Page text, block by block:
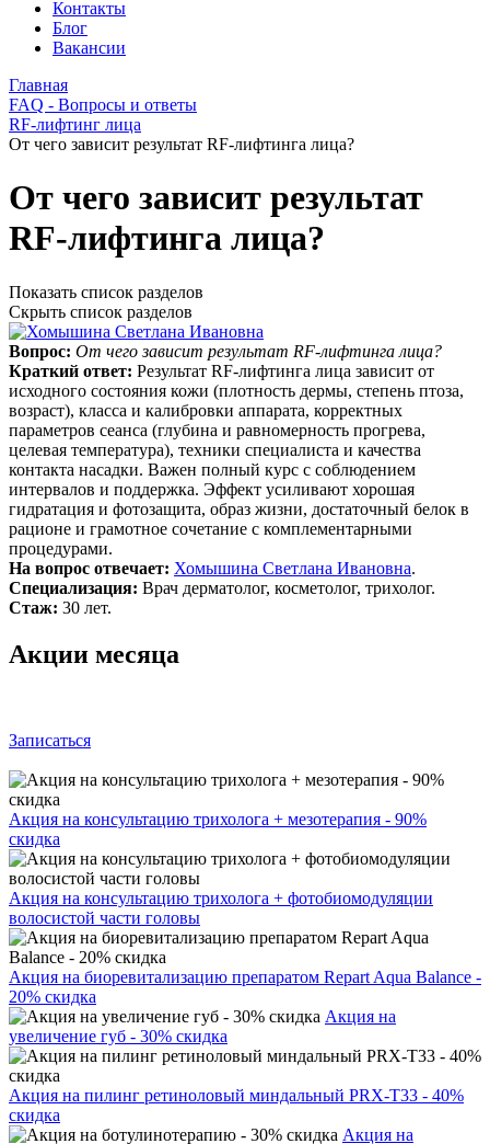
Контакты
Блог
Вакансии
Главная
FAQ - Вопросы и ответы
RF-лифтинг лица
От чего зависит результат RF-лифтинга лица?
От чего зависит результат
RF-лифтинга лица?
Показать список разделов
Скрыть список разделов
Вопрос: От чего зависит результат RF-лифтинга лица?
Краткий ответ: Результат RF‑лифтинга лица зависит от
исходного состояния кожи (плотность дермы, степень птоза,
возраст), класса и калибровки аппарата, корректных
параметров сеанса (глубина и равномерность прогрева,
целевая температура), техники специалиста и качества
контакта насадки. Важен полный курс с соблюдением
интервалов и поддержка. Эффект усиливают хорошая
гидратация и фотозащита, образ жизни, достаточный белок в
рационе и грамотное сочетание с комплементарными
процедурами.
На вопрос отвечает: Хомышина Светлана Ивановна.
Специализация: Врач дерматолог, косметолог, трихолог.
Стаж: 30 лет.
Акции месяца
Записаться
Акция на консультацию трихолога + мезотерапия - 90%
скидка
Акция на консультацию трихолога + фотобиомодуляции
волосистой части головы
Акция на биоревитализацию препаратом Repart Aqua Balance -
20% скидка
Акция на
увеличение губ - 30% скидка
Акция на пилинг ретиноловый миндальный PRX-T33 - 40%
скидка
Акция на